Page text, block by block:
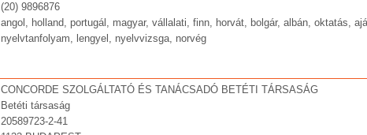
(20) 9896876
angol, holland, portugál, magyar, vállalati, finn, horvát, bolgár, albán, oktatás,
nyelvtanfolyam, lengyel, nyelvvizsga, norvég
CONCORDE SZOLGÁLTATÓ ÉS TANÁCSADÓ BETÉTI TÁRSASÁG
Betéti társaság
20589723-2-41